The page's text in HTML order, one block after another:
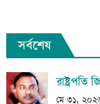
সর্বশেষ
মে ৩১,